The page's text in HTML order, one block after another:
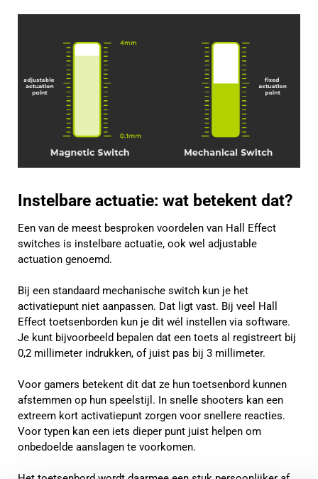
Instelbare actuatie: wat betekent dat?
Een van de meest besproken voordelen van Hall Effect
switches is instelbare actuatie, ook wel adjustable
actuation genoemd.
Bij een standaard mechanische switch kun je het
activatiepunt niet aanpassen. Dat ligt vast. Bij veel Hall
Effect toetsenborden kun je dit wél instellen via software.
Je kunt bijvoorbeeld bepalen dat een toets al registreert bij
0,2 millimeter indrukken, of juist pas bij 3 millimeter.
Voor gamers betekent dit dat ze hun toetsenbord kunnen
afstemmen op hun speelstijl. In snelle shooters kan een
extreem kort activatiepunt zorgen voor snellere reacties.
Voor typen kan een iets dieper punt juist helpen om
onbedoelde aanslagen te voorkomen.